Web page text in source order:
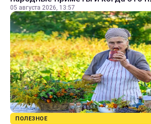
05 августа 2026, 13:57
ПОЛЕЗНОЕ